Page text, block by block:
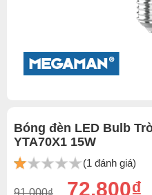
Bóng đèn LED Bulb
YTA70X1 15W
(1 đánh giá)
91.000₫ 72.800₫